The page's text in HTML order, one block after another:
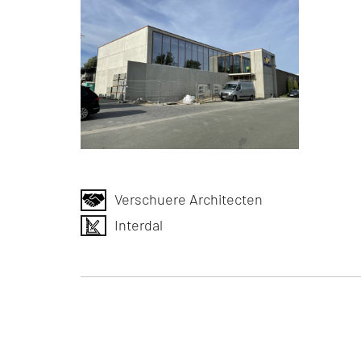
Verschuere Architecten
Interdal